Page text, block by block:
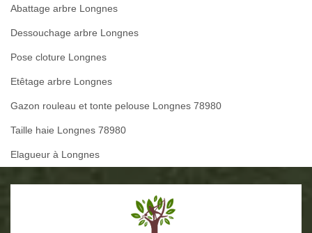
Abattage arbre Longnes
Dessouchage arbre Longnes
Pose cloture Longnes
Etêtage arbre Longnes
Gazon rouleau et tonte pelouse Longnes 78980
Taille haie Longnes 78980
Elagueur à Longnes